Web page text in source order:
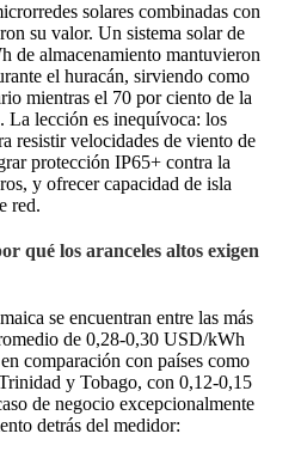
solares combinadas con
su valor. Un sistema solar de
de almacenamiento mantuvieron
el huracán, sirviendo como
mientras el 70 por ciento de la
. La lección es inequívoca: los
resistir velocidades de viento de
protección IP65+ contra la
y ofrecer capacidad de isla
red.
qué los aranceles altos exigen
se encuentran entre las más
de 0,28-0,30 USD/kWh
comparación con países como
y Tobago, con 0,12-0,15
de negocio excepcionalmente
detrás del medidor: